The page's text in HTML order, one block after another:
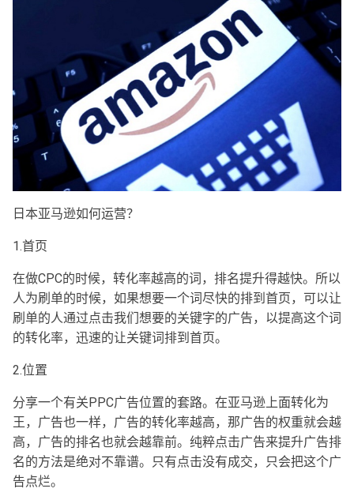
日本亚马逊如何运营？
1.首页
在做CPC的时候，转化率越高的词，排名提升得越快。所以
人为刷单的时候，如果想要一个词尽快的排到首页，可以让
刷单的人通过点击我们想要的关键字的广告，以提高这个词
的转化率，迅速的让关键词排到首页。
2.位置
分享一个有关PPC广告位置的套路。在亚马逊上面转化为
王，广告也一样，广告的转化率越高，那广告的权重就会越
高，广告的排名也就会越靠前。纯粹点击广告来提升广告排
名的方法是绝对不靠谱。只有点击没有成交，只会把这个广
告点烂。